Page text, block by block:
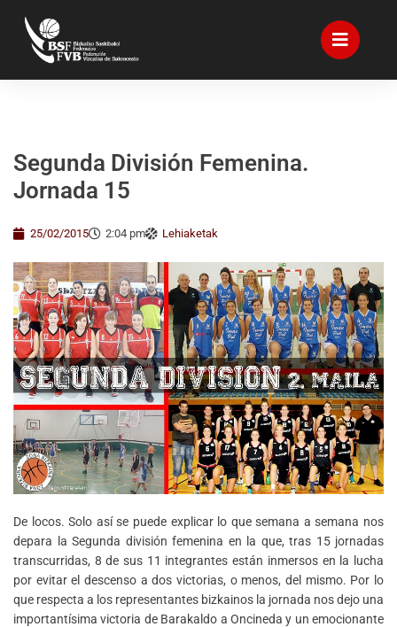
Segunda División Femenina.
Jornada 15
25/02/2015 2:04 pm Lehiaketak
De locos. Solo así se puede explicar lo que semana a semana nos
depara la Segunda división femenina en la que, tras 15 jornadas
transcurridas, 8 de sus 11 integrantes están inmersos en la lucha
por evitar el descenso a dos victorias, o menos, del mismo. Por lo
que respecta a los representantes bizkainos la jornada nos dejo una
importantísima victoria de Barakaldo a Oncineda y un emocionante